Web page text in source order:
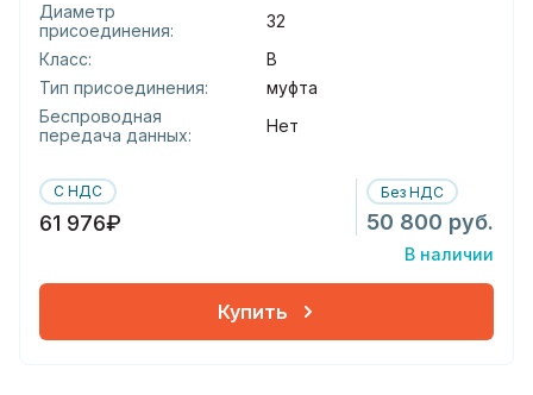
Диаметр
присоединения:
32
Класс:
В
Тип присоединения:
муфта
Беспроводная
передача данных:
Нет
С НДС
61 976₽
Без НДС
50 800 руб.
В наличии
Купить